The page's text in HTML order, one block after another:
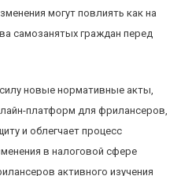
могут повлиять как на
самозанятых граждан перед
новые нормативные акты,
платформ для фрилансеров,
и облегчает процесс
в налоговой сфере
активного изучения